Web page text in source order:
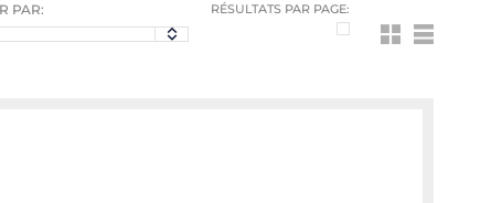
RÉSULTATS PAR PAGE:
PAR: